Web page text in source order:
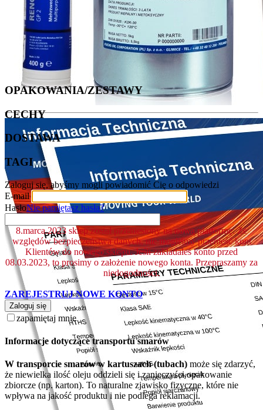
OPAKOWANIA/ZESTAWY
CECHY
DOSTAWA
TAGI
Zaloguj się, abyśmy mogli powiadomić Cię o odpowiedzi
E-mail
HasłoNie pamiętasz hasła?
8.marca.2023 sklep został przeniesiony na nową platformę. Ze
względów bezpieczeństwa danych, nie mogliśmy przenieść kont
Klientów do nowego sklepu. Jeśli zakładałeś konto przed
08.03.2023, to prosimy o założenie nowego konta. Przepraszamy za
niedogodności.
ZAREJESTRUJ NOWE KONTO
Zaloguj się
zapamiętaj mnie
Informacje dotyczące transportu smarów
W transporcie smarów w kartuszach (tubach) może się zdarzyć,
że niewielka ilość oleju oddzieli się i zanieczyści opakowanie
zbiorcze (np. karton). To naturalne zjawisko fizyczne, które nie
wpływa na jakość produktu i nie podlega reklamacji.